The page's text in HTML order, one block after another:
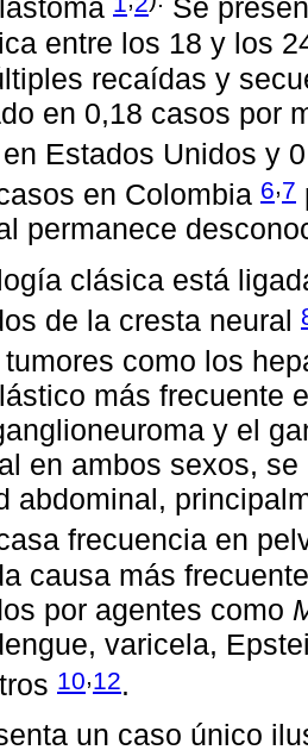
Se
entre los 18 y los
recaídas y
en 0,18 casos por
Estados Unidos y
en Colombia 6,7
permanece
clásica está
de la cresta neural
tumores como los
más frecuente
y el
en ambos sexos,
abdominal,
frecuencia en
causa más
por agentes como
varicela,
10,12.
un caso único